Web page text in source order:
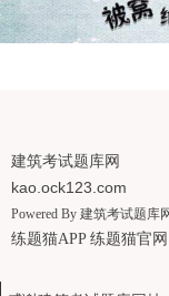
建筑考试题库网
kao.ock123.com
Powered By 建筑考试题库
练题猫APP 练题猫官网